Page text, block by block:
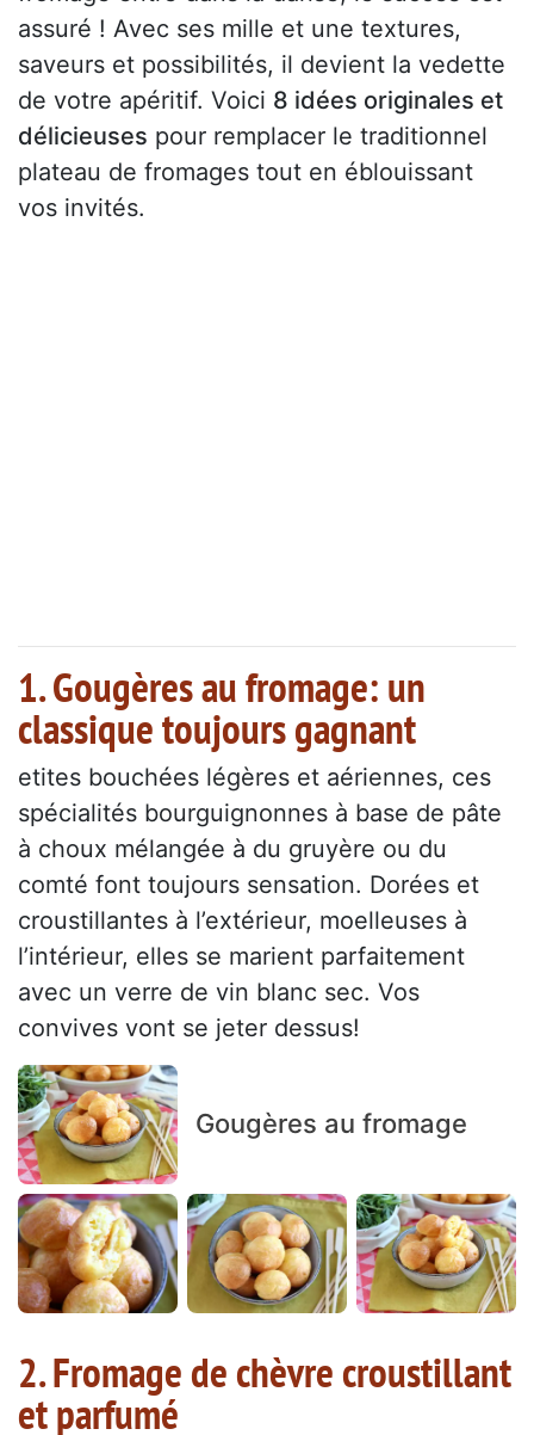
assuré ! Avec ses mille et une textures,
saveurs et possibilités, il devient la vedette
de votre apéritif. Voici 8 idées originales et
délicieuses pour remplacer le traditionnel
plateau de fromages tout en éblouissant
vos invités.
1. Gougères au fromage: un
classique toujours gagnant
etites bouchées légères et aériennes, ces
spécialités bourguignonnes à base de pâte
à choux mélangée à du gruyère ou du
comté font toujours sensation. Dorées et
croustillantes à l’extérieur, moelleuses à
l’intérieur, elles se marient parfaitement
avec un verre de vin blanc sec. Vos
convives vont se jeter dessus!
Gougères au fromage
2. Fromage de chèvre croustillant
et parfumé